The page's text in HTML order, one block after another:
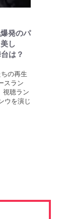
発のパ
し
は？
の再生
スラン
視聴ラン
ウを演じ